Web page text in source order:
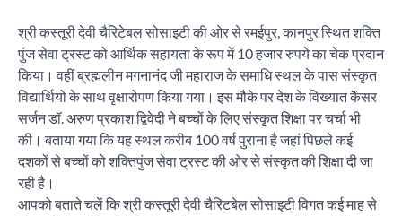
श्री कस्तूरी देवी चैरिटेबल सोसाइटी की ओर से रमईपुर, कानपुर स्थित शक्ति
पुंज सेवा ट्रस्ट को आर्थिक सहायता के रूप में 10 हजार रुपये का चेक प्रदान
किया। वहीं ब्रह्मलीन मगनानंद जी महाराज के समाधि स्थल के पास संस्कृत
विद्यार्थियो के साथ वृक्षारोपण किया गया। इस मौके पर देश के विख्यात कैंसर
सर्जन डॉ. अरुण प्रकाश द्विवेदी ने बच्चों के लिए संस्कृत शिक्षा पर चर्चा भी
की। बताया गया कि यह स्थल करीब 100 वर्ष पुराना है जहां पिछले कई
दशकों से बच्चों को शक्तिपुंज सेवा ट्रस्ट की ओर से संस्कृत की शिक्षा दी जा
रही है।
आपको बताते चलें कि श्री कस्तूरी देवी चैरिटबेल सोसाइटी विगत कई माह से